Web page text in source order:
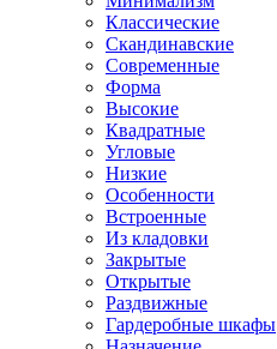
Классические
Скандинавские
Современные
Форма
Высокие
Квадратные
Угловые
Низкие
Особенности
Встроенные
Из кладовки
Закрытые
Открытые
Раздвижные
Гардеробные шкафы